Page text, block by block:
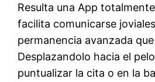
Resulta una App
facilita comunicarse
permanencia avanzada
Desplazandolo hacia el
puntualizar la cita o en la